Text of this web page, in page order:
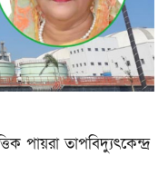
পায়রা তাপবিদ্যুৎকেন্দ্র